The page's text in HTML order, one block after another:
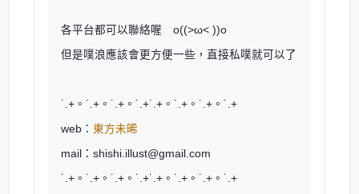
各平台都可以聯絡喔 o((>ω< ))o
但是噗浪應該會更方便一些，直接私噗就可以了
˙.+。˙.+。˙.+。˙.+˙.+。˙.+。˙.+。˙.+
web： 東方未晞
mail：shishi.illust@gmail.com
˙.+。˙.+。˙.+。˙.+˙.+。˙.+。˙.+。˙.+